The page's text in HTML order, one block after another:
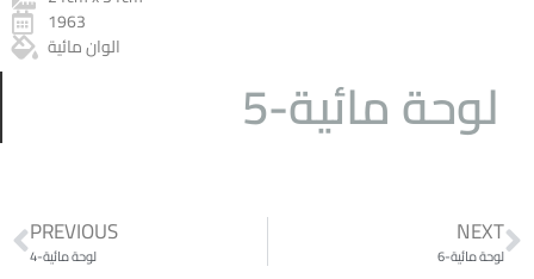
1963
الوان مائية
لوحة مائية-5
PREVIOUS
لوحة مائية-4
NEXT
لوحة مائية-6